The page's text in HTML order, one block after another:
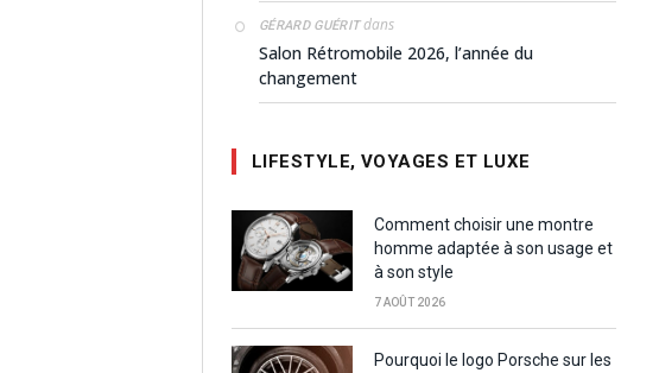
GÉRARD GUÉRITdans
Salon Rétromobile 2026, l’année du
changement
LIFESTYLE, VOYAGES ET LUXE
Comment choisir une montre
homme adaptée à son usage et
à son style
7 AOÛT 2026
Pourquoi le logo Porsche sur les